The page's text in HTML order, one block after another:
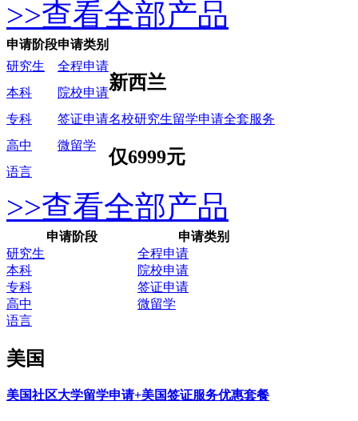
>>查看全部产品
申请阶段申请类别
研究生
全程申请
新西兰
名校研究生留学申请全套服务
仅6999元
本科
院校申请
专科
签证申请
高中
微留学
语言
>>查看全部产品
申请阶段
申请类别
研究生
全程申请
本科
院校申请
专科
签证申请
高中
微留学
语言
美国
美国社区大学留学申请+美国签证服务优惠套餐